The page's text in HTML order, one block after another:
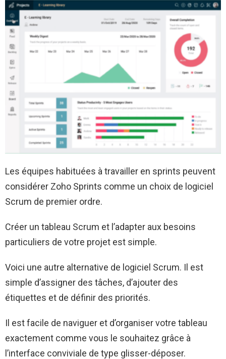
Les équipes habituées à travailler en sprints peuvent
considérer Zoho Sprints comme un choix de logiciel
Scrum de premier ordre.
Créer un tableau Scrum et l’adapter aux besoins
particuliers de votre projet est simple.
Voici une autre alternative de logiciel Scrum. Il est
simple d’assigner des tâches, d’ajouter des
étiquettes et de définir des priorités.
Il est facile de naviguer et d’organiser votre tableau
exactement comme vous le souhaitez grâce à
l’interface conviviale de type glisser-déposer.